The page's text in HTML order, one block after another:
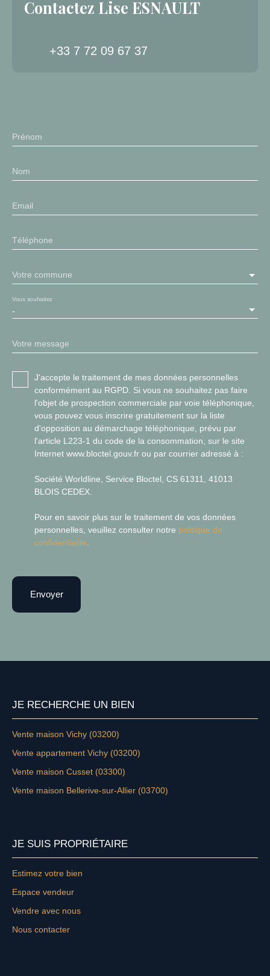
Contactez Lise ESNAULT
+33 7 72 09 67 37
Prénom
Nom
Email
Téléphone
Votre commune
-
Vous souhaitez
Votre message
J'accepte le traitement de mes données personnelles
conformément au RGPD. Si vous ne souhaitez pas faire
l'objet de prospection commerciale par voie téléphonique,
vous pouvez vous inscrire gratuitement sur la liste
d'opposition au démarchage téléphonique, prévu par
l'article L223-1 du code de la consommation, sur le site
Internet www.bloctel.gouv.fr ou par courrier adressé à :
Société Worldline, Service Bloctel, CS 61311, 41013
BLOIS CEDEX.
Pour en savoir plus sur le traitement de vos données
personnelles, veuillez consulter notre politique de
confidentialité.
Envoyer
JE RECHERCHE UN BIEN
Vente maison Vichy (03200)
Vente appartement Vichy (03200)
Vente maison Cusset (03300)
Vente maison Bellerive-sur-Allier (03700)
JE SUIS PROPRIÉTAIRE
Estimez votre bien
Espace vendeur
Vendre avec nous
Nous contacter